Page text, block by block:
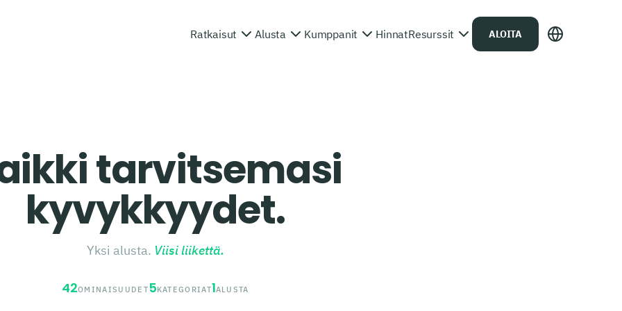
Ratkaisut Alusta Kumppanit HinnatResurssit ALOITA
tarvitsemasi
kyvykkyydet.
Yksi alusta. Viisi liikettä.
42OMINAISUUDET5KATEGORIAT1ALUSTA